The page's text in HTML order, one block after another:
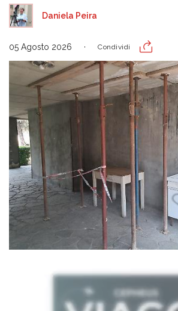
Daniela Peira
05 Agosto 2026 Condividi